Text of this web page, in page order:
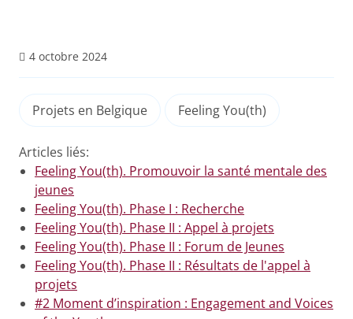
4 octobre 2024
Projets en Belgique Feeling You(th)
Articles liés:
Feeling You(th). Promouvoir la santé mentale des
jeunes
Feeling You(th). Phase I : Recherche
Feeling You(th). Phase II : Appel à projets
Feeling You(th). Phase II : Forum de Jeunes
Feeling You(th). Phase II : Résultats de l'appel à
projets
#2 Moment d’inspiration : Engagement and Voices